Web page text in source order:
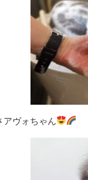
アヴォちゃん